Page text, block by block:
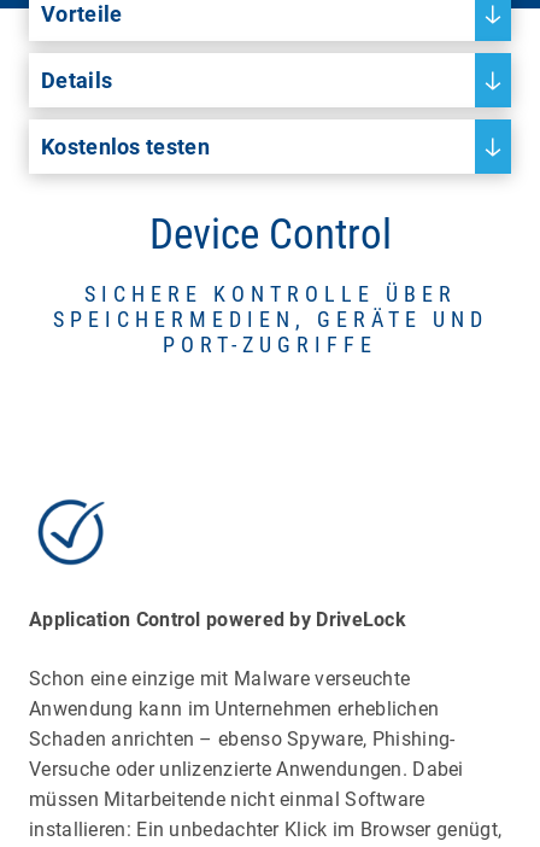
Vorteile
Details
Kostenlos testen
Device Control
SICHERE KONTROLLE ÜBER
SPEICHERMEDIEN, GERÄTE UND
PORT-ZUGRIFFE
Application Control powered by DriveLock
Schon eine einzige mit Malware verseuchte
Anwendung kann im Unternehmen erheblichen
Schaden anrichten – ebenso Spyware, Phishing-
Versuche oder unlizenzierte Anwendungen. Dabei
müssen Mitarbeitende nicht einmal Software
installieren: Ein unbedachter Klick im Browser genügt,